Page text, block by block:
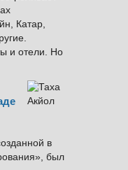
Катар,
и отели. Но
в
был